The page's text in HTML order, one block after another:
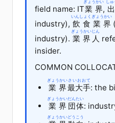
field name: IT業界
ぎょうかい
,
しゅ
industry), 飲食
いんしょく
業界
ぎょうかい
industry). 業界
ぎょうかい
人
じん
insider.
COMMON
業界
ぎょうかい
最大手
さいおおて
: the
業界
ぎょうかい
団体
だんたい
:
ぎょうかいどうこう